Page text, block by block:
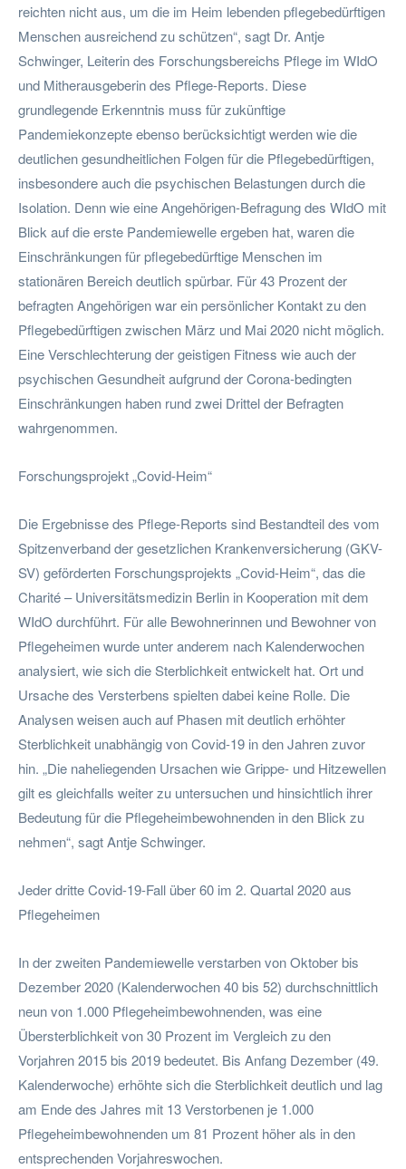
reichten nicht aus, um die im Heim lebenden pflegebedürftigen
Menschen ausreichend zu schützen“, sagt Dr. Antje
Schwinger, Leiterin des Forschungsbereichs Pflege im WIdO
und Mitherausgeberin des Pflege-Reports. Diese
grundlegende Erkenntnis muss für zukünftige
Pandemiekonzepte ebenso berücksichtigt werden wie die
deutlichen gesundheitlichen Folgen für die Pflegebedürftigen,
insbesondere auch die psychischen Belastungen durch die
Isolation. Denn wie eine Angehörigen-Befragung des WIdO mit
Blick auf die erste Pandemiewelle ergeben hat, waren die
Einschränkungen für pflegebedürftige Menschen im
stationären Bereich deutlich spürbar. Für 43 Prozent der
befragten Angehörigen war ein persönlicher Kontakt zu den
Pflegebedürftigen zwischen März und Mai 2020 nicht möglich.
Eine Verschlechterung der geistigen Fitness wie auch der
psychischen Gesundheit aufgrund der Corona-bedingten
Einschränkungen haben rund zwei Drittel der Befragten
wahrgenommen.
Forschungsprojekt „Covid-Heim“
Die Ergebnisse des Pflege-Reports sind Bestandteil des vom
Spitzenverband der gesetzlichen Krankenversicherung (GKV-
SV) geförderten Forschungsprojekts „Covid-Heim“, das die
Charité – Universitätsmedizin Berlin in Kooperation mit dem
WIdO durchführt. Für alle Bewohnerinnen und Bewohner von
Pflegeheimen wurde unter anderem nach Kalenderwochen
analysiert, wie sich die Sterblichkeit entwickelt hat. Ort und
Ursache des Versterbens spielten dabei keine Rolle. Die
Analysen weisen auch auf Phasen mit deutlich erhöhter
Sterblichkeit unabhängig von Covid-19 in den Jahren zuvor
hin. „Die naheliegenden Ursachen wie Grippe- und Hitzewellen
gilt es gleichfalls weiter zu untersuchen und hinsichtlich ihrer
Bedeutung für die Pflegeheimbewohnenden in den Blick zu
nehmen“, sagt Antje Schwinger.
Jeder dritte Covid-19-Fall über 60 im 2. Quartal 2020 aus
Pflegeheimen
In der zweiten Pandemiewelle verstarben von Oktober bis
Dezember 2020 (Kalenderwochen 40 bis 52) durchschnittlich
neun von 1.000 Pflegeheimbewohnenden, was eine
Übersterblichkeit von 30 Prozent im Vergleich zu den
Vorjahren 2015 bis 2019 bedeutet. Bis Anfang Dezember (49.
Kalenderwoche) erhöhte sich die Sterblichkeit deutlich und lag
am Ende des Jahres mit 13 Verstorbenen je 1.000
Pflegeheimbewohnenden um 81 Prozent höher als in den
entsprechenden Vorjahreswochen.